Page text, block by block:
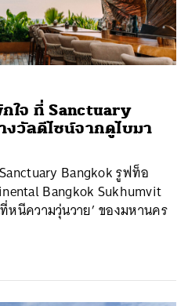
ใจ ที่ Sanctuary
งวัลดีไซน์จากดูไบมา
Bangkok รูฟท็อ
Bangkok Sukhumvit
นีความวุ่นวาย’ ของมหานคร